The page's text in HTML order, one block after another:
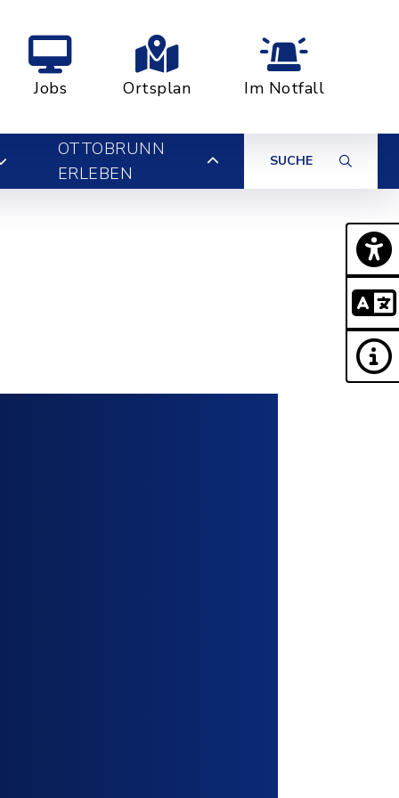
Jobs Ortsplan Im Notfall
OTTOBRUNN
ERLEBEN
SUCHE